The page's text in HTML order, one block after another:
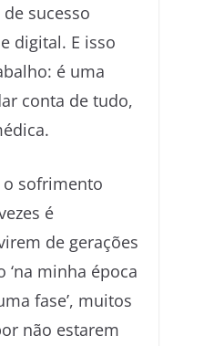
sucesso
digital. E isso
é uma
conta de tudo,
o sofrimento
é
de gerações
minha época
fase’, muitos
não estarem